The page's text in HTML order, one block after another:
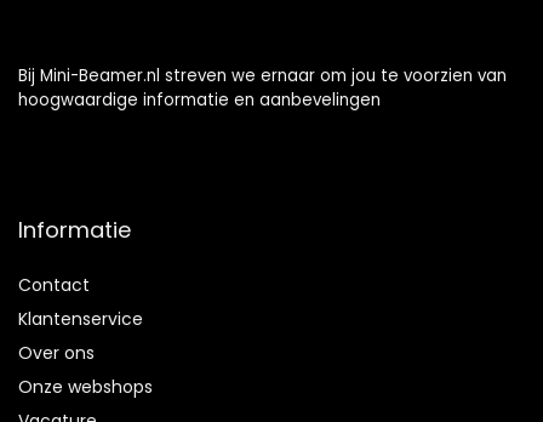
Bij Mini-Beamer.nl streven we ernaar om jou te voorzien van
hoogwaardige informatie en aanbevelingen
Informatie
Contact
Klantenservice
Over ons
Onze webshops